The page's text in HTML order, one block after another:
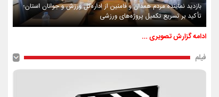
بازدید نماینده مردم همدان و فامنین از اداره‌کل ورزش و جوانان استان؛
تأکید بر تسریع تکمیل پروژه‌های ورزشی
ادامه گزارش تصویری ...
فیلم